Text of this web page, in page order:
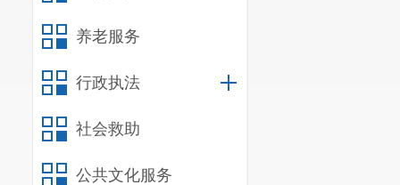
养老服务
行政执法
社会救助
公共文化服务